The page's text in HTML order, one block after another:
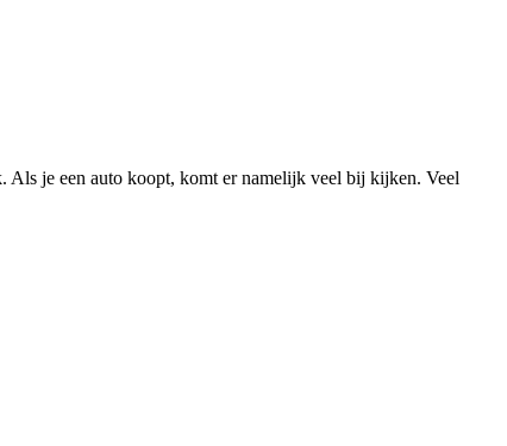
Als je een auto koopt, komt er namelijk veel bij kijken. Veel